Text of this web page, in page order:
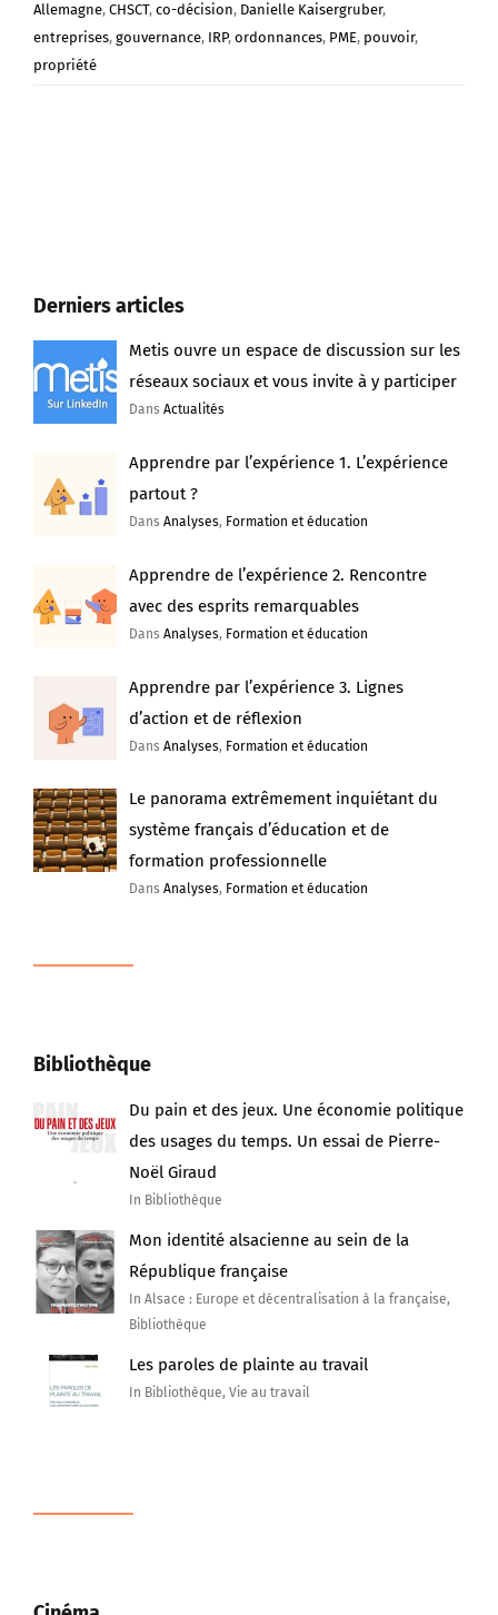
Allemagne, CHSCT, co-décision, Danielle Kaisergruber,
entreprises, gouvernance, IRP, ordonnances, PME, pouvoir,
propriété
Derniers articles
Metis ouvre un espace de discussion sur les
réseaux sociaux et vous invite à y participer
DansActualités
Apprendre par l’expérience 1. L’expérience
partout ?
DansAnalyses, Formation et éducation
Apprendre de l’expérience 2. Rencontre
avec des esprits remarquables
DansAnalyses, Formation et éducation
Apprendre par l’expérience 3. Lignes
d’action et de réflexion
DansAnalyses, Formation et éducation
Le panorama extrêmement inquiétant du
système français d’éducation et de
formation professionnelle
DansAnalyses, Formation et éducation
Bibliothèque
Du pain et des jeux. Une économie politique
des usages du temps. Un essai de Pierre-
Noël Giraud
In Bibliothèque
Mon identité alsacienne au sein de la
République française
In Alsace : Europe et décentralisation à la française,
Bibliothèque
Les paroles de plainte au travail
In Bibliothèque, Vie au travail